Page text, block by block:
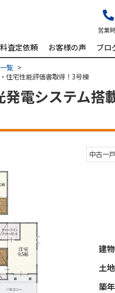
営業
査定依頼 お客様の声 ブロ
覧
住宅性能評価書取得！3号棟
電システム搭
中古一
建
土
築